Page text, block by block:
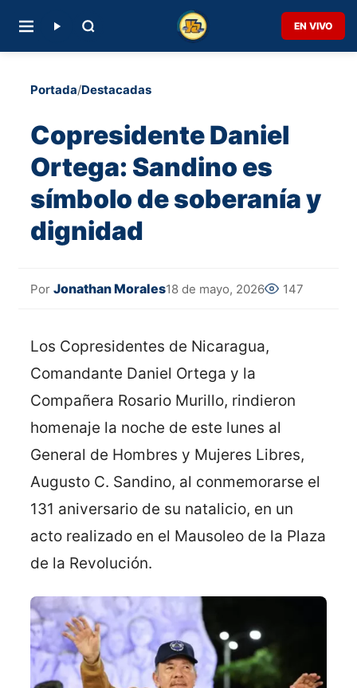
EN VIVO
Portada/Destacadas
Copresidente Daniel
Ortega: Sandino es
símbolo de soberanía y
dignidad
Por Jonathan Morales18 de mayo, 2026 147
Los Copresidentes de Nicaragua,
Comandante Daniel Ortega y la
Compañera Rosario Murillo, rindieron
homenaje la noche de este lunes al
General de Hombres y Mujeres Libres,
Augusto C. Sandino, al conmemorarse el
131 aniversario de su natalicio, en un
acto realizado en el Mausoleo de la Plaza
de la Revolución.